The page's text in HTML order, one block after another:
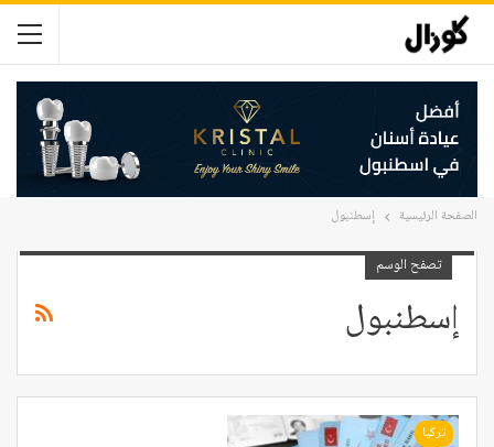
الصفحة الرئيسية إسطنبول
تصفح الوسم
إسطنبول
تركيا